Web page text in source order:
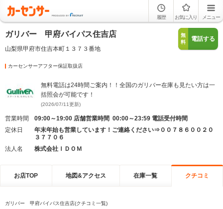
履歴 お気に入り メニュー
ガリバー 甲府バイパス住吉店
山梨県甲府市住吉本町１３７３番地
無
料
電話する
カーセンサーアフター保証取扱店
無料電話は24時間ご案内！！全国のガリバー在庫も見たい方は一
括照会が可能です！
(2026/07/11更新)
営業時間
09:00～19:00 店舗営業時間 00:00～23:59 電話受付時間
定休日
年末年始も営業しています！ご連絡ください⇒００７８６００２０
３７７０６
法人名
株式会社ＩＤＯＭ
お店TOP 地図&アクセス 在庫一覧 クチコミ
ガリバー 甲府バイパス住吉店(クチコミ一覧)